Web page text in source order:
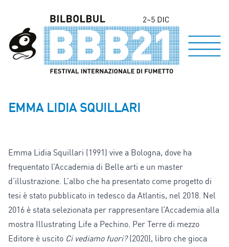
EMMA LIDIA SQUILLARI
Emma Lidia Squillari (1991) vive a Bologna, dove ha
frequentato l’Accademia di Belle arti e un master
d’illustrazione. L’albo che ha presentato come progetto di
tesi è stato pubblicato in tedesco da Atlantis, nel 2018. Nel
2016 è stata selezionata per rappresentare l’Accademia alla
mostra Illustrating Life a Pechino. Per Terre di mezzo
Editore è uscito Ci vediamo fuori?(2020), libro che gioca